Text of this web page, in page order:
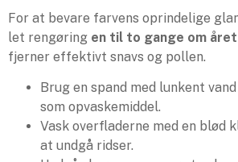
For at bevare farvens oprindelige
let rengøring en til to gange om året
fjerner effektivt snavs og pollen.
Brug en spand med lunkent
som opvaskemiddel.
Vask overfladerne med en blød
at undgå ridser.